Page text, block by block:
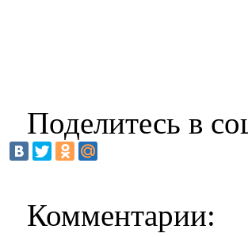
Поделитесь в
Комментарии: